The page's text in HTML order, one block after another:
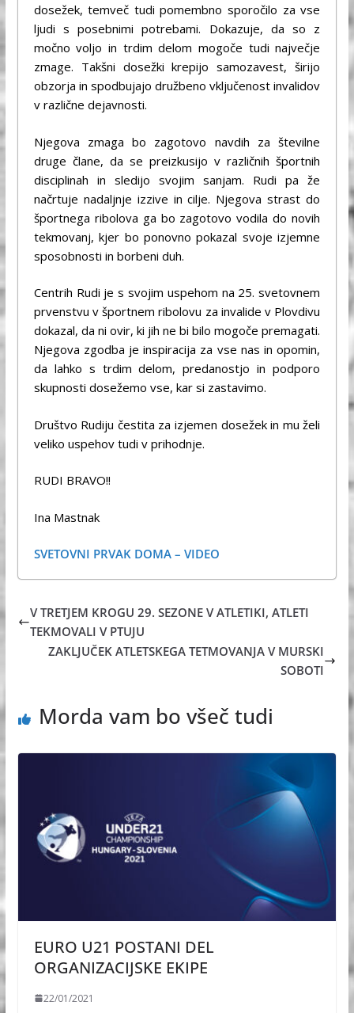
dosežek, temveč tudi pomembno sporočilo za vse
ljudi s posebnimi potrebami. Dokazuje, da so z
močno voljo in trdim delom mogoče tudi največje
zmage. Takšni dosežki krepijo samozavest, širijo
obzorja in spodbujajo družbeno vključenost invalidov
v različne dejavnosti.
Njegova zmaga bo zagotovo navdih za številne
druge člane, da se preizkusijo v različnih športnih
disciplinah in sledijo svojim sanjam. Rudi pa že
načrtuje nadaljnje izzive in cilje. Njegova strast do
športnega ribolova ga bo zagotovo vodila do novih
tekmovanj, kjer bo ponovno pokazal svoje izjemne
sposobnosti in borbeni duh.
Centrih Rudi je s svojim uspehom na 25. svetovnem
prvenstvu v športnem ribolovu za invalide v Plovdivu
dokazal, da ni ovir, ki jih ne bi bilo mogoče premagati.
Njegova zgodba je inspiracija za vse nas in opomin,
da lahko s trdim delom, predanostjo in podporo
skupnosti dosežemo vse, kar si zastavimo.
Društvo Rudiju čestita za izjemen dosežek in mu želi
veliko uspehov tudi v prihodnje.
RUDI BRAVO!!
Ina Mastnak
SVETOVNI PRVAK DOMA – VIDEO
V TRETJEM KROGU 29. SEZONE V ATLETIKI, ATLETI
TEKMOVALI V PTUJU
ZAKLJUČEK ATLETSKEGA TETMOVANJA V MURSKI
SOBOTI
Morda vam bo všeč tudi
EURO U21 POSTANI DEL
ORGANIZACIJSKE EKIPE
22/01/2021